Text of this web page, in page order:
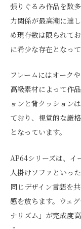
張りぐるみ作品を数
力関係が最高潮に達
め現存数は限られて
に希少な存在となって
フレームにはオーク
高級素材によって作
ョンと背クッション
ており、視覚的な厳
となっています。
AP64シリーズは、イ
人掛けソファといっ
同じデザイン言語を
感を放ちます。ウェ
ナリズム」が完成度